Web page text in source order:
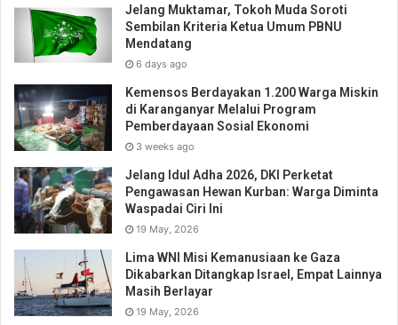
Jelang Muktamar, Tokoh Muda Soroti
Sembilan Kriteria Ketua Umum PBNU
Mendatang
6 days ago
Kemensos Berdayakan 1.200 Warga Miskin
di Karanganyar Melalui Program
Pemberdayaan Sosial Ekonomi
3 weeks ago
Jelang Idul Adha 2026, DKI Perketat
Pengawasan Hewan Kurban: Warga Diminta
Waspadai Ciri Ini
19 May, 2026
Lima WNI Misi Kemanusiaan ke Gaza
Dikabarkan Ditangkap Israel, Empat Lainnya
Masih Berlayar
19 May, 2026